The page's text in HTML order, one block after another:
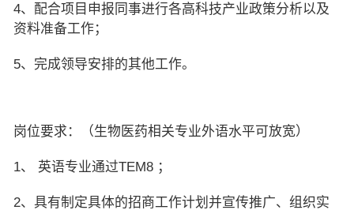
4、配合项目申报同事进行各高科技产业政策分析以及
资料准备工作；
5、完成领导安排的其他工作。
岗位要求：（生物医药相关专业外语水平可放宽）
1、 英语专业通过TEM8 ；
2、具有制定具体的招商工作计划并宣传推广、组织实